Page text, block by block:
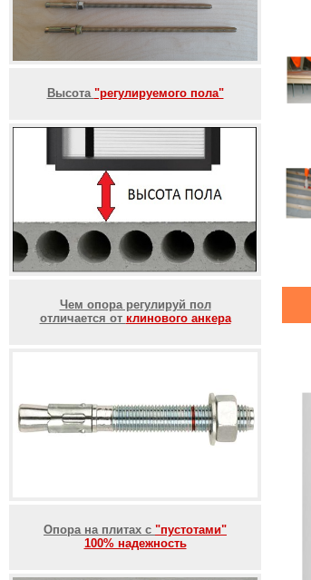
Высота "регулируемого пола"
Чем опора регулируй пол
отличается от клинового анкера
Опора на плитах с "пустотами"
100% надежность